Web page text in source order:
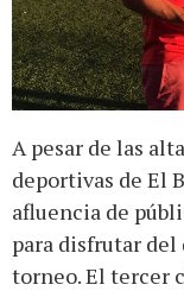
A pesar de las
deportivas de El
afluencia de
para disfrutar
torneo. El tercer